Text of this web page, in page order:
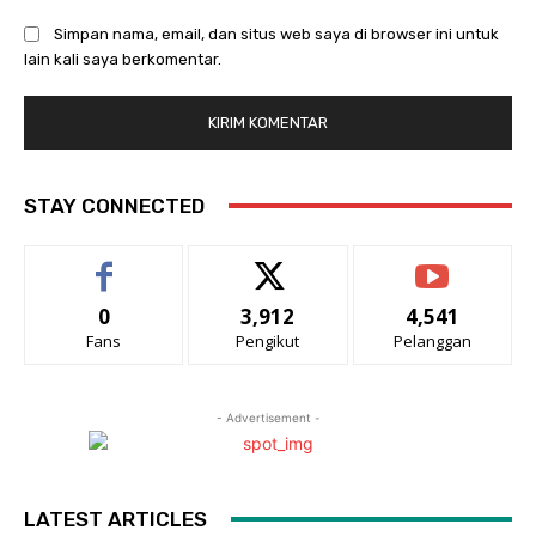
Simpan nama, email, dan situs web saya di browser ini untuk
lain kali saya berkomentar.
STAY CONNECTED
0
Fans
3,912
Pengikut
4,541
Pelanggan
- Advertisement -
LATEST ARTICLES